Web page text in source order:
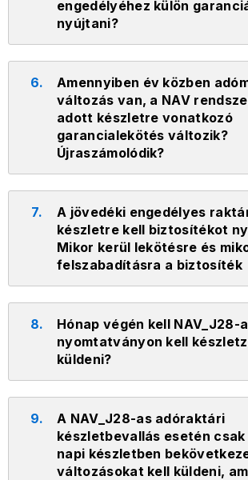
engedélyéhez külön
nyújtani?
6.
Amennyiben év közben
változás van, a NAV
adott készletre vonatkozó
garancialekötés változik?
Újraszámolódik?
7.
A jövedéki engedélyes
készletre kell biztosítékot
Mikor kerül lekötésre és
felszabadításra a biztosíték
8.
Hónap végén kell NAV_J28-
nyomtatványon kell
küldeni?
9.
A NAV_J28-as adóraktári
készletbevallás esetén csak
napi készletben
változásokat kell küldeni,